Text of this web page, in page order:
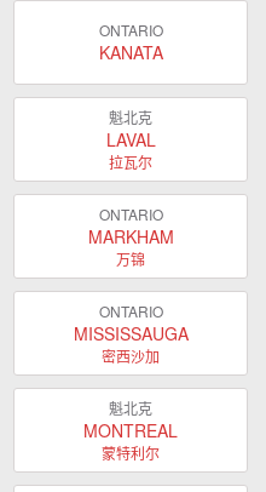
ONTARIO
KANATA
魁北克
LAVAL
拉瓦尔
ONTARIO
MARKHAM
万锦
ONTARIO
MISSISSAUGA
密西沙加
魁北克
MONTREAL
蒙特利尔